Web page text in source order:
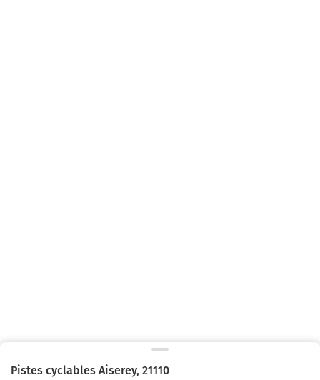
Pistes cyclables Aiserey, 21110